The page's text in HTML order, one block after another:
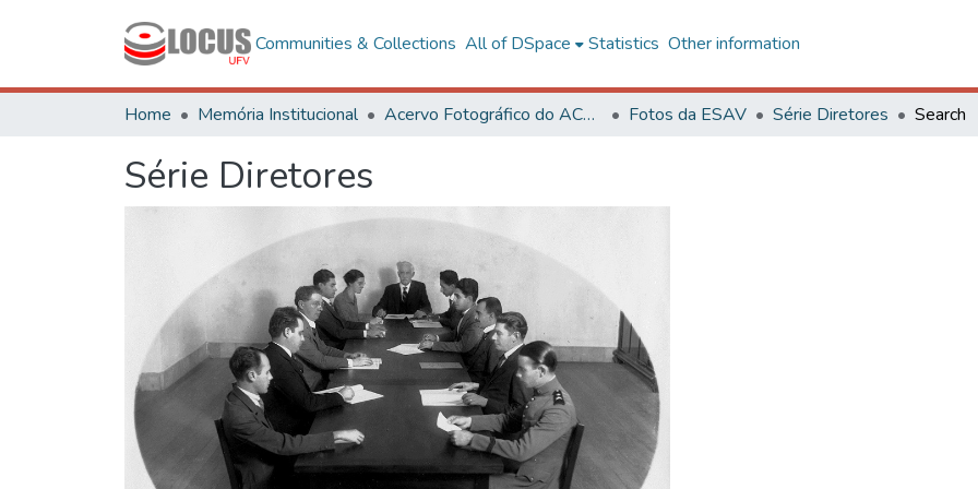
Communities & Collections All of DSpace Statistics Other information
Home Memória Institucional Acervo Fotográfico do ACH-UFV Fotos da ESAV Série Diretores Search
Série Diretores